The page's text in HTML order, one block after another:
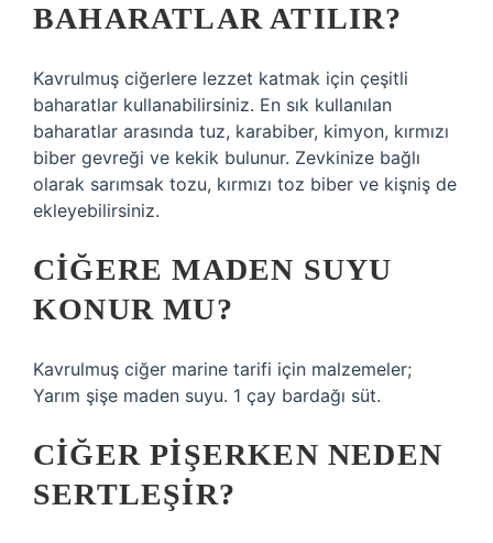
BAHARATLAR ATILIR?
Kavrulmuş ciğerlere lezzet katmak için çeşitli
baharatlar kullanabilirsiniz. En sık kullanılan
baharatlar arasında tuz, karabiber, kimyon, kırmızı
biber gevreği ve kekik bulunur. Zevkinize bağlı
olarak sarımsak tozu, kırmızı toz biber ve kişniş de
ekleyebilirsiniz.
CIĞERE MADEN SUYU
KONUR MU?
Kavrulmuş ciğer marine tarifi için malzemeler;
Yarım şişe maden suyu. 1 çay bardağı süt.
CIĞER PIŞERKEN NEDEN
SERTLEŞIR?